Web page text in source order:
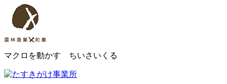
マクロを動かす ちいさいくる